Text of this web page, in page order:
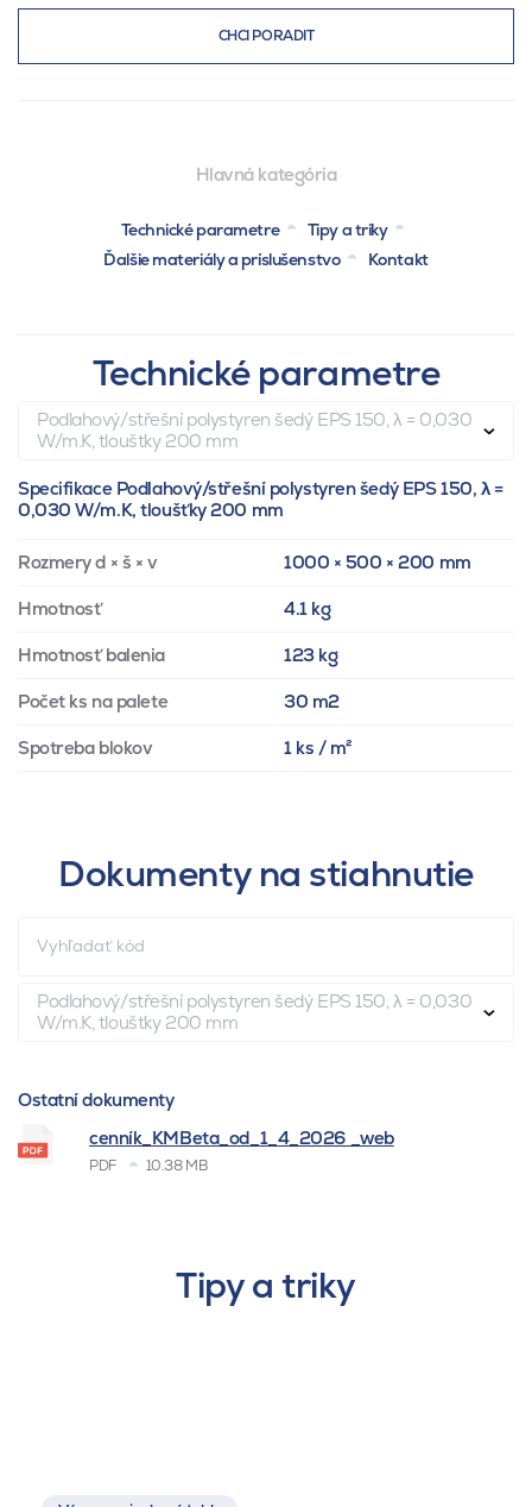
CHCI PORADIT
Hlavná kategória
Technické parametre
Tipy a triky
Ďalšie materiály a príslušenstvo
Kontakt
Technické parametre
Podlahový/střešní polystyren šedý EPS 150, λ = 0,030
W/m.K, tloušťky 200 mm
Specifikace Podlahový/střešní polystyren šedý EPS 150, λ =
0,030 W/m.K, tloušťky 200 mm
Rozmery d × š × v 1000 × 500 × 200 mm
Hmotnosť 4.1 kg
Hmotnosť balenia 123 kg
Počet ks na palete 30 m2
Spotreba blokov 1 ks / m²
Dokumenty na stiahnutie
Podlahový/střešní polystyren šedý EPS 150, λ = 0,030
W/m.K, tloušťky 200 mm
Ostatní dokumenty
cenník_KMBeta_od_1_4_2026 _web
PDF 10.38 MB
Tipy a triky